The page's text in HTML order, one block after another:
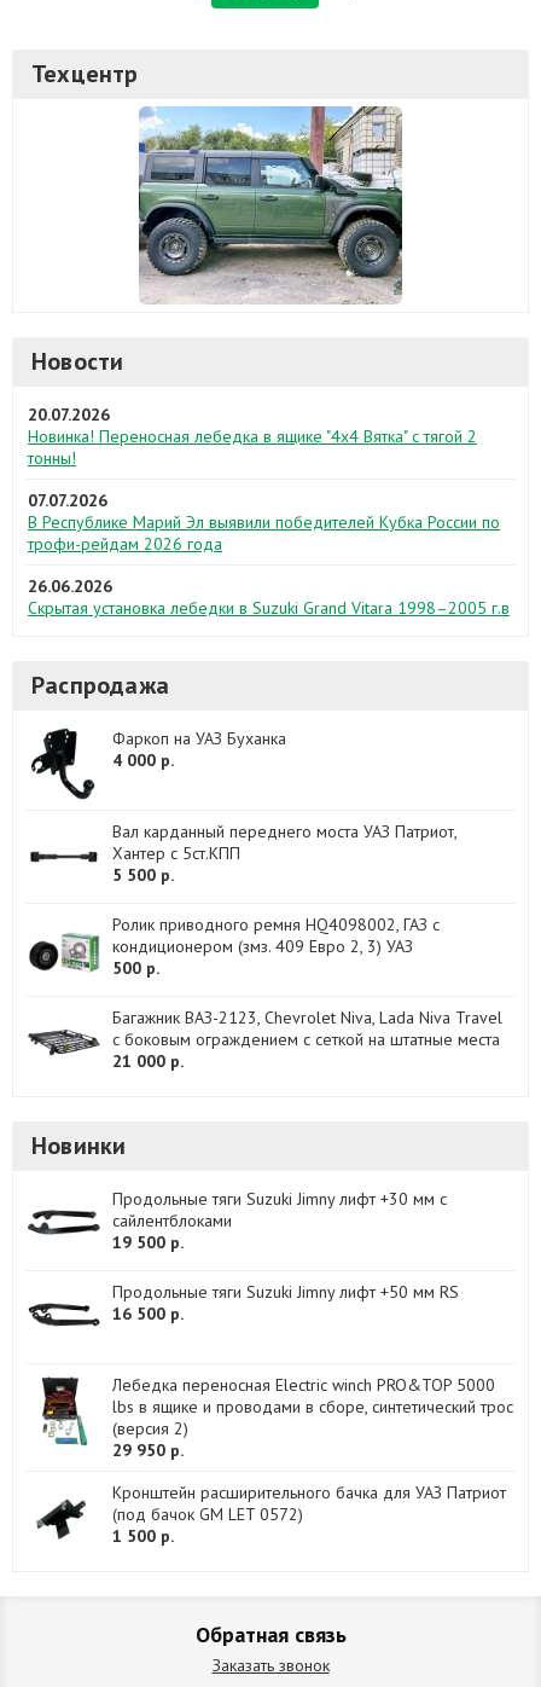
Техцентр
Новости
20.07.2026
Новинка! Переносная лебедка в ящике "4х4 Вятка" с тягой 2
тонны!
07.07.2026
В Республике Марий Эл выявили победителей Кубка России по
трофи-рейдам 2026 года
26.06.2026
Скрытая установка лебедки в Suzuki Grand Vitara 1998–2005 г.в
Распродажа
Фаркоп на УАЗ Буханка
4 000 р.
Вал карданный переднего моста УАЗ Патриот,
Хантер с 5ст.КПП
5 500 р.
Ролик приводного ремня HQ4098002, ГАЗ с
кондиционером (змз. 409 Евро 2, 3) УАЗ
500 р.
Багажник ВАЗ-2123, Chevrolet Niva, Lada Niva Travel
с боковым ограждением с сеткой на штатные места
21 000 р.
Новинки
Продольные тяги Suzuki Jimny лифт +30 мм с
сайлентблоками
19 500 р.
Продольные тяги Suzuki Jimny лифт +50 мм RS
16 500 р.
Лебедка переносная Electric winch PRO&TOP 5000
lbs в ящике и проводами в сборе, синтетический трос
(версия 2)
29 950 р.
Кронштейн расширительного бачка для УАЗ Патриот
(под бачок GM LET 0572)
1 500 р.
Обратная связь
Заказать звонок